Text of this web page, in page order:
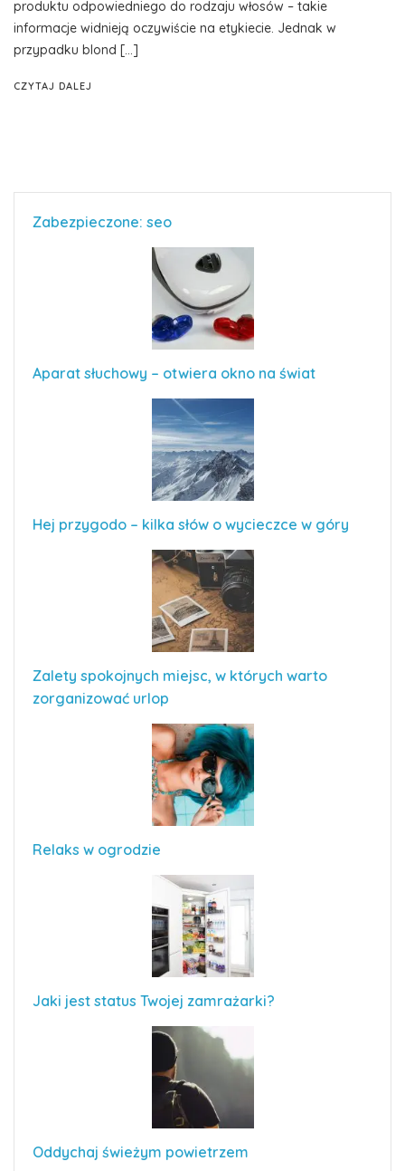
produktu odpowiedniego do rodzaju włosów – takie
informacje widnieją oczywiście na etykiecie. Jednak w
przypadku blond […]
CZYTAJ DALEJ
Zabezpieczone: seo
Aparat słuchowy – otwiera okno na świat
Hej przygodo – kilka słów o wycieczce w góry
Zalety spokojnych miejsc, w których warto
zorganizować urlop
Relaks w ogrodzie
Jaki jest status Twojej zamrażarki?
Oddychaj świeżym powietrzem